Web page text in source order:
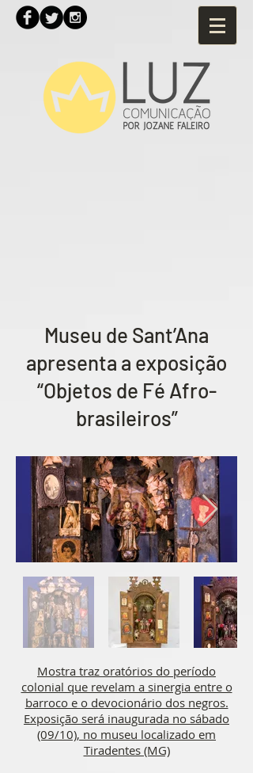
Museu de Sant’Ana
apresenta a exposição
“Objetos de Fé Afro-
brasileiros”
Mostra traz oratórios do período
colonial que revelam a sinergia entre o
barroco e o devocionário dos negros.
Exposição será inaugurada no sábado
(09/10), no museu localizado em
Tiradentes (MG)